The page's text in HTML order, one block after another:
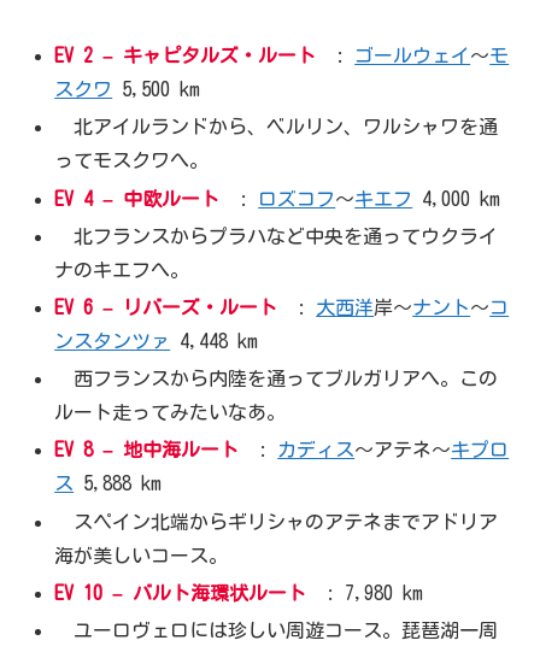
EV 2 – キャピタルズ・ルート : ゴールウェイ 〜モ
スクワ
5,500 km
北アイルランドから、ベルリン、ワルシャワを通
ってモスクワへ。
EV 4 – 中欧ルート : ロズコフ〜キエフ
4,000 km
北フランスからプラハなど中央を通ってウクライ
ナのキエフへ。
EV 6 –
リバーズ・ルート : 大西洋岸〜ナント〜コ
ンスタンツァ
4,448 km
西フランスから内陸を通ってブルガリアへ。この
ルート走ってみたいなあ。
EV 8 – 地中海ルート : カディス〜アテネ〜キプロ
ス 5,888 km
スペイン北端からギリシャのアテネまでアドリア
海が美しいコース。
EV 10 – バルト海環状ルート : 7,980 km
ユーロヴェロには珍しい周遊コース。琵琶湖一周